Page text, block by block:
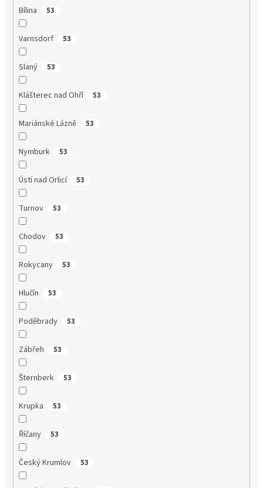
Bílina 53
Varnsdorf 53
Slaný 53
Klášterec nad Ohří 53
Mariánské Lázně 53
Nymburk 53
Ústí nad Orlicí 53
Turnov 53
Chodov 53
Rokycany 53
Hlučín 53
Poděbrady 53
Zábřeh 53
Šternberk 53
Krupka 53
Říčany 53
Český Krumlov 53